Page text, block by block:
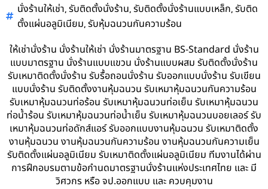
นั่งร้านให้เช่า,รับติดตั้งนั่งร้าน,รับติดตั้งนั่งร้านแบบเหล็ก,รับติด
ตั้งแผ่นอลูมิเนียม,รับหุ้มฉนวนกันความร้อน
ให้เช่านั่งร้าน นั่งร้านให้เช่า นั่งร้านมาตรฐาน BS-Standard นั่งร้าน
แบบมาตรฐาน นั่งร้านแบบแขวน นั่งร้านแบบผสม รับติดตั้งนั่งร้าน
รับเหมาติดตั้งนั่งร้าน รับรื้อถอนนั่งร้าน รับออกแบบนั่งร้าน รับเขียน
แบบนั่งร้าน รับติดตั้งงานหุ้มฉนวน รับเหมาหุ้มฉนวนกันความร้อน
รับเหมาหุ้มฉนวนท่อร้อน รับเหมาหุ้มฉนวนท่อเย็น รับเหมาหุ้มฉนวน
ท่อน้ำร้อน รับเหมาหุ้มฉนวนท่อน้ำเย็น รับเหมาหุ้มฉนวนบอยเลอร์ รับ
เหมาหุ้มฉนวนท่อดักส์แอร์ รับออกแบบงานหุ้มฉนวน รับเหมาติดตั้ง
งานหุ้มฉนวน งานหุ้มฉนวนกันความร้อน งานหุ้มฉนวนกันความเย็น
รับติดตั้งแผ่นอลูมิเนียม รับเหมาติดตั้งแผ่นอลูมิเนียม ทีมงานได้ผ่าน
การฝึกอบรมตามข้อกำนดมาตรฐานนั่งร้านแห่งประเทศไทย และ มี
วิศวกร หรือ จป.ออกแบบ และ ควบคุมงาน